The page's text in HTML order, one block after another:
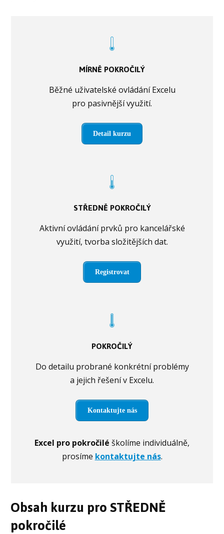
MÍRNĚ POKROČILÝ
Běžné uživatelské ovládání Excelu
pro pasivnější využití.
Detail kurzu
STŘEDNĚ POKROČILÝ
Aktivní ovládání prvků pro kancelářské
využití, tvorba složitějších dat.
Registrovat
POKROČILÝ
Do detailu probrané konkrétní problémy
a jejich řešení v Excelu.
Kontaktujte nás
Excel pro pokročilé školíme individuálně,
prosíme kontaktujte nás.
Obsah kurzu pro STŘEDNĚ
pokročilé